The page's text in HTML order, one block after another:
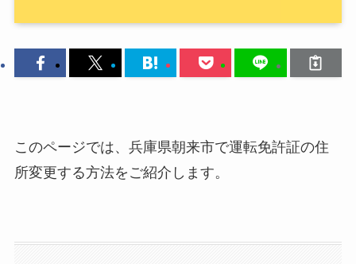
このページでは、兵庫県朝来市で運転免許証の住
所変更する方法をご紹介します。